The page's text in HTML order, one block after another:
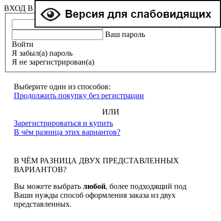
ВХОД В ЛИЧНЫЙ КАБИНЕТ
Ваш пароль
Войти
Я забыл(а) пароль
Я не зарегистрирован(а)
Выберите один из способов:
Продолжить покупку без регистрации
ИЛИ
Зарегистрироваться и купить
В чём разница этих вариантов?
В ЧЁМ РАЗНИЦА ДВУХ ПРЕДСТАВЛЕННЫХ
ВАРИАНТОВ?
Вы можете выбрать любой, более подходящий под
Ваши нужды способ оформления заказа из двух
представленных.